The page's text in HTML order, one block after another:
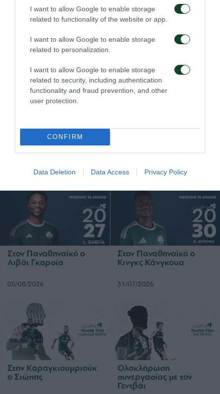
I want to allow Google to enable storage
related to functionality of the website or app.
I want to allow Google to enable storage
related to personalization.
I want to allow Google to enable storage
related to security, including authentication
functionality and fraud prevention, and other
user protection.
CONFIRM
Data Deletion Data Access Privacy Policy
ΜΕΤΑΓΡΑΦΙΚΑ
Στον Παναθηναϊκό ο
Λιβάι Γκαρσία
05/08/2026
Στον Παναθηναϊκό ο
Κινγκς Κάνγκουα
31/07/2026
Στην Καραγκιουμριούκ
ο Σιώπης
Ολοκλήρωση
συνεργασίας με τον
Γεντβάι